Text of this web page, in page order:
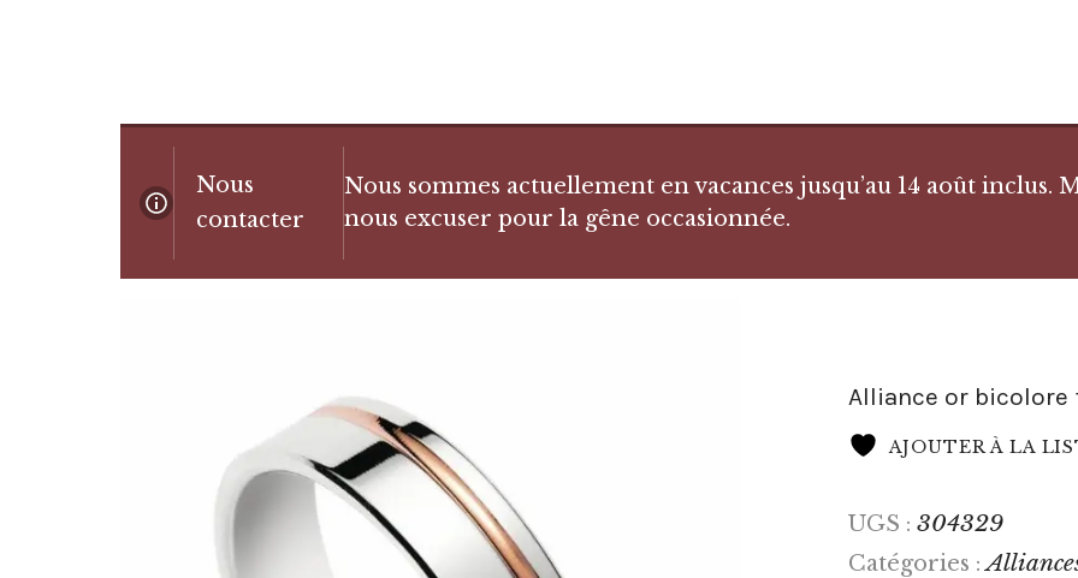
Nous
contacter
Nous sommes actuellement en vacances jusqu’au 14 août
nous excuser pour la gêne occasionnée.
Alliance or bicolore
AJOUTER À LA
UGS : 304329
Catégories :